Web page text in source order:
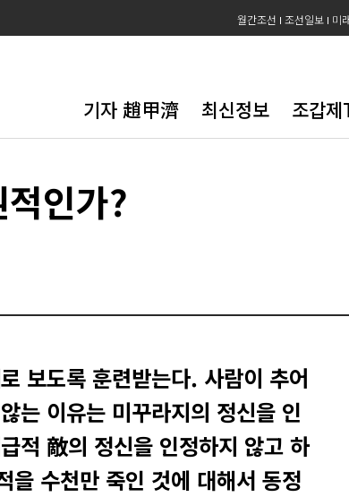
월간조선 조선일보 미
기자 趙甲濟 최신정보 조갑
인가?
보도록 훈련받는다. 사람이 추어
는 이유는 미꾸라지의 정신을 인
적 敵의 정신을 인정하지 않고 하
을 수천만 죽인 것에 대해서 동정